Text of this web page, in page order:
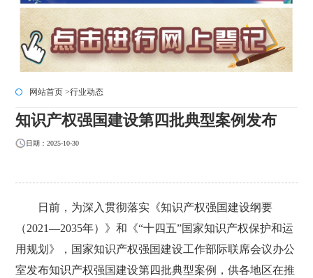
网站首页 >行业动态
知识产权强国建设第四批典型案例发布
日期：2025-10-30
日前，为深入贯彻落实《知识产权强国建设纲要
（2021—2035年）》和《“十四五”国家知识产权保护和运
用规划》，国家知识产权强国建设工作部际联席会议办公
室发布知识产权强国建设第四批典型案例，供各地区在推